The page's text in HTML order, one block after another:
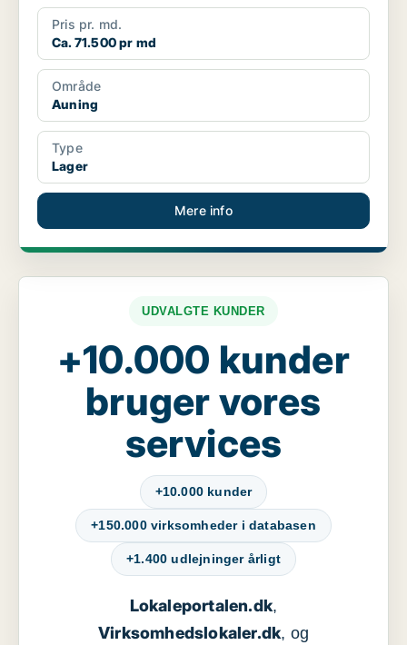
Pris pr. md.
Ca. 71.500 pr md
Område
Auning
Type
Lager
Mere info
UDVALGTE KUNDER
+10.000 kunder
bruger vores
services
+10.000 kunder
+150.000 virksomheder i databasen
+1.400 udlejninger årligt
Lokaleportalen.dk,
Virksomhedslokaler.dk, og